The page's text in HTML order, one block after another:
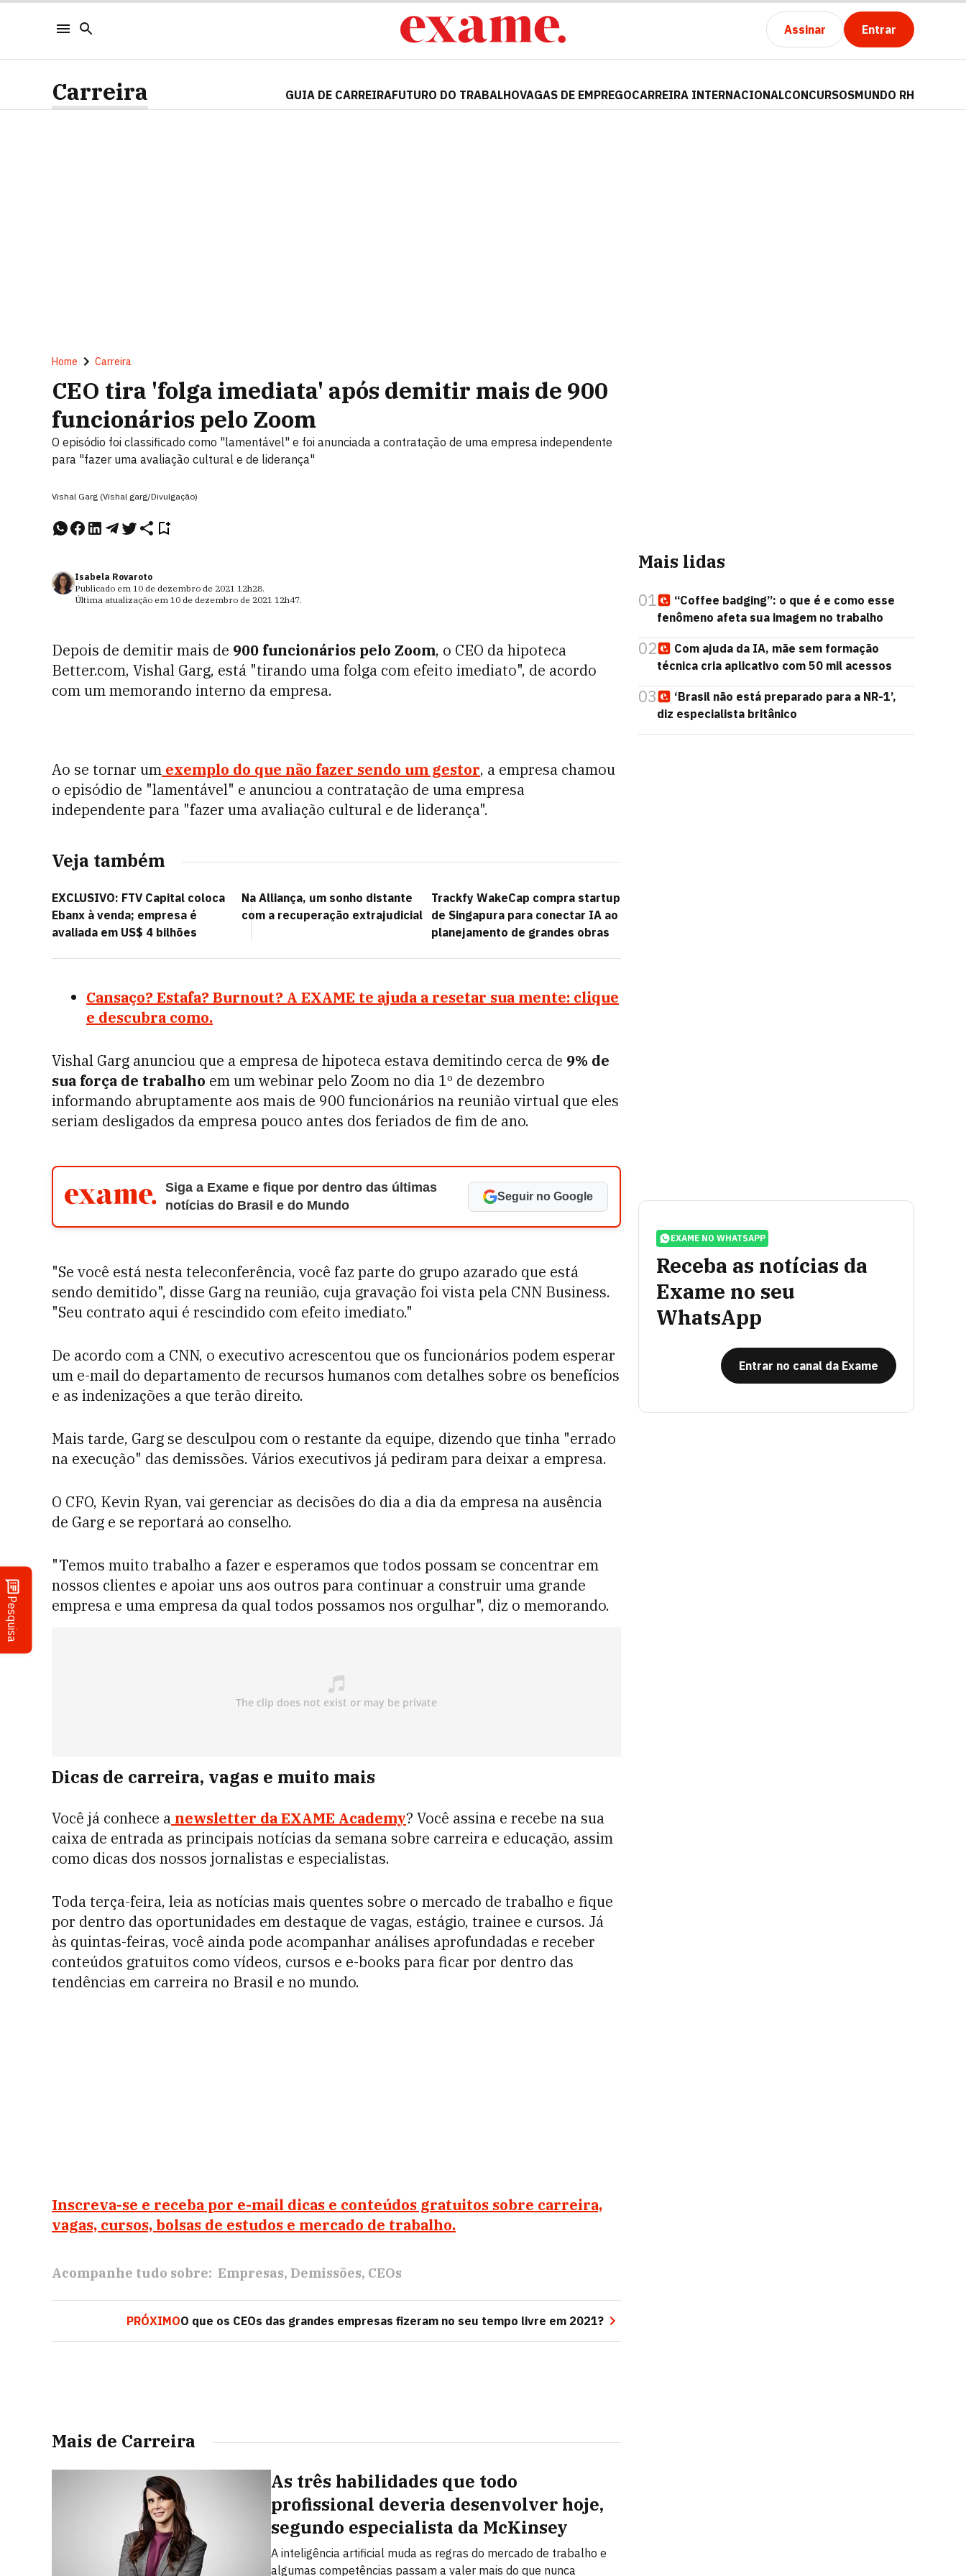
Assinar Entrar
Pesquisa
Carreira GUIA DE CARREIRAFUTURO DO TRABALHOVAGAS DE EMPREGOCARREIRA INTERNACIONALCONCURSOSMUNDO RH
Home Carreira
CEO tira 'folga imediata' após demitir mais de 900
funcionários pelo Zoom
O episódio foi classificado como "lamentável" e foi anunciada a contratação de uma empresa independente
para "fazer uma avaliação cultural e de liderança"
Vishal Garg (Vishal garg/Divulgação)
Isabela Rovaroto
Publicado em 10 de dezembro de 2021 12h28.
Última atualização em 10 de dezembro de 2021 12h47.
Depois de demitir mais de 900 funcionários pelo Zoom, o CEO da hipoteca
Better.com, Vishal Garg, está "tirando uma folga com efeito imediato", de acordo
com um memorando interno da empresa.
Ao se tornar um exemplo do que não fazer sendo um gestor, a empresa chamou
o episódio de "lamentável" e anunciou a contratação de uma empresa
independente para "fazer uma avaliação cultural e de liderança".
Veja também
EXCLUSIVO: FTV Capital coloca
Ebanx à venda; empresa é
avaliada em US$ 4 bilhões
Na Alliança, um sonho distante
com a recuperação extrajudicial
Trackfy WakeCap compra startup
de Singapura para conectar IA ao
planejamento de grandes obras
Cansaço? Estafa? Burnout? A EXAME te ajuda a resetar sua mente: clique
e descubra como.
Vishal Garg anunciou que a empresa de hipoteca estava demitindo cerca de 9% de
sua força de trabalho em um webinar pelo Zoom no dia 1º de dezembro
informando abruptamente aos mais de 900 funcionários na reunião virtual que eles
seriam desligados da empresa pouco antes dos feriados de fim de ano.
Siga a Exame e fique por dentro das últimas
notícias do Brasil e do Mundo
Seguir no Google
"Se você está nesta teleconferência, você faz parte do grupo azarado que está
sendo demitido", disse Garg na reunião, cuja gravação foi vista pela CNN Business.
"Seu contrato aqui é rescindido com efeito imediato."
De acordo com a CNN, o executivo acrescentou que os funcionários podem esperar
um e-mail do departamento de recursos humanos com detalhes sobre os benefícios
e as indenizações a que terão direito.
Mais tarde, Garg se desculpou com o restante da equipe, dizendo que tinha "errado
na execução" das demissões. Vários executivos já pediram para deixar a empresa.
O CFO, Kevin Ryan, vai gerenciar as decisões do dia a dia da empresa na ausência
de Garg e se reportará ao conselho.
"Temos muito trabalho a fazer e esperamos que todos possam se concentrar em
nossos clientes e apoiar uns aos outros para continuar a construir uma grande
empresa e uma empresa da qual todos possamos nos orgulhar", diz o memorando.
Dicas de carreira, vagas e muito mais
Você já conhece a newsletter da EXAME Academy? Você assina e recebe na sua
caixa de entrada as principais notícias da semana sobre carreira e educação, assim
como dicas dos nossos jornalistas e especialistas.
Toda terça-feira, leia as notícias mais quentes sobre o mercado de trabalho e fique
por dentro das oportunidades em destaque de vagas, estágio, trainee e cursos. Já
às quintas-feiras, você ainda pode acompanhar análises aprofundadas e receber
conteúdos gratuitos como vídeos, cursos e e-books para ficar por dentro das
tendências em carreira no Brasil e no mundo.
Inscreva-se e receba por e-mail dicas e conteúdos gratuitos sobre carreira,
vagas, cursos, bolsas de estudos e mercado de trabalho.
Acompanhe tudo sobre: Empresas Demissões CEOs
PRÓXIMOO que os CEOs das grandes empresas fizeram no seu tempo livre em 2021?
Mais de Carreira
As três habilidades que todo
profissional deveria desenvolver hoje,
segundo especialista da McKinsey
A inteligência artificial muda as regras do mercado de trabalho e
algumas competências passam a valer mais do que nunca
Mais lidas
01
“Coffee badging”: o que é e como esse
fenômeno afeta sua imagem no trabalho
02
Com ajuda da IA, mãe sem formação
técnica cria aplicativo com 50 mil acessos
03
‘Brasil não está preparado para a NR-1’,
diz especialista britânico
EXAME NO WHATSAPP
Receba as notícias da
Exame no seu
WhatsApp
Entrar no canal da Exame